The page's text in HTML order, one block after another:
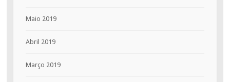
Maio 2019
Abril 2019
Março 2019